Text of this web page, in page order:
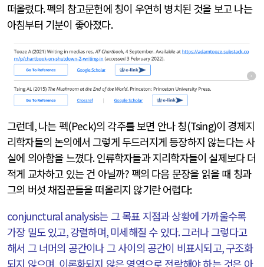
떠올렸다.펙의 참고문헌에 칭이 우연히 병치된 것을 보고 나는
아침부터 기분이 좋아졌다.
그런데,나는 펙(Peck)의 각주를 보면 안나 칭(Tsing)이 경제지
리학자들의 논의에서 그렇게 두드러지게 등장하지 않는다는 사
실에 의아함을 느꼈다.인류학자들과 지리학자들이 실제보다 더
적게 교차하고 있는 건 아닐까? 펙의 다음 문장을 읽을 때 칭과
그의 버섯 채집꾼들을 떠올리지 않기란 어렵다:
conjunctural analysis는 그 목표 지점과 상황에 가까울수록
가장 밀도 있고,강렬하며,미세해질 수 있다.그러나 그렇다고
해서 그 너머의 공간이나 그 사이의 공간이 비표시되고,구조화
되지 않으며, 이론화되지 않은 영역으로 전락해야 하는 것은 아